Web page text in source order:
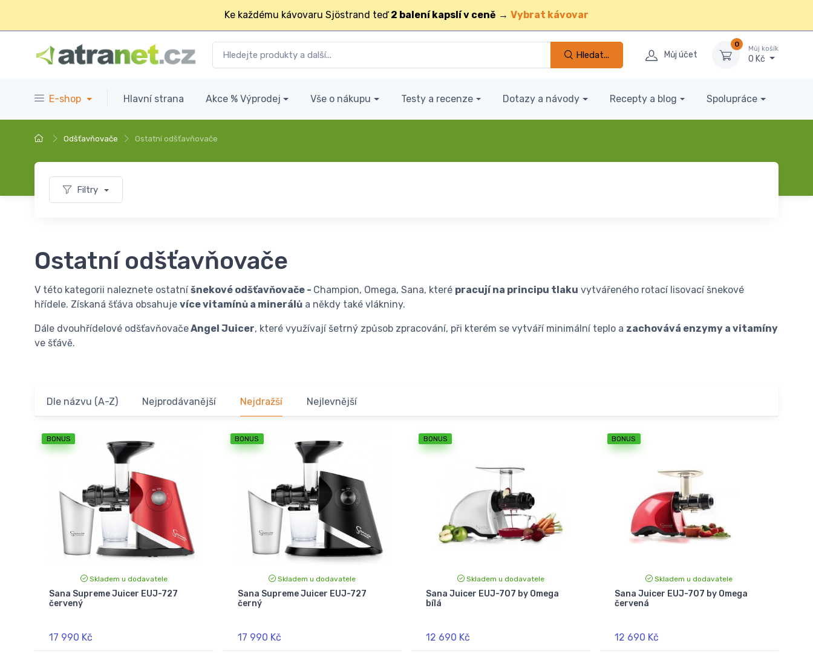
Ke každému kávovaru Sjöstrand teď 2 balení kapslí v ceně → Vybrat kávovar
Hledat... Můj účet
0
Můj košík
0 Kč
E-shop Hlavní strana Akce % Výprodej Vše o nákupu Testy a recenze Dotazy a návody Recepty a blog Spolupráce
Odšťavňovače Ostatní odšťavňovače
Filtry
Ostatní odšťavňovače
V této kategorii naleznete ostatníšnekové odšťavňovače - Champion, Omega, Sana, které pracují na principu tlaku vytvářeného rotací lisovací šnekové
hřídele. Získaná šťáva obsahuje více vitamínů a minerálů a někdy také vlákniny.
Dále dvouhřídelové odšťavňovačeAngel Juicer, které využívají šetrný způsob zpracování, při kterém se vytváří minimální teplo a zachovává enzymy a vitamíny
ve šťávě.
Dle názvu (A-Z) Nejprodávanější Nejdražší Nejlevnější
BONUS
Skladem u dodavatele
Sana Supreme Juicer EUJ-727
červený
17 990 Kč
BONUS
Skladem u dodavatele
Sana Supreme Juicer EUJ-727
černý
17 990 Kč
BONUS
Skladem u dodavatele
Sana Juicer EUJ-707 by Omega
bílá
12 690 Kč
BONUS
Skladem u dodavatele
Sana Juicer EUJ-707 by Omega
červená
12 690 Kč